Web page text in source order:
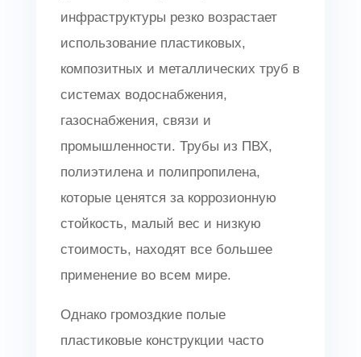
инфраструктуры резко возрастает
использование пластиковых,
композитных и металлических труб в
системах водоснабжения,
газоснабжения, связи и
промышленности. Трубы из ПВХ,
полиэтилена и полипропилена,
которые ценятся за коррозионную
стойкость, малый вес и низкую
стоимость, находят все большее
применение во всем мире.
Однако громоздкие полые
пластиковые конструкции часто